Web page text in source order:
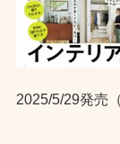
2025/5/29発売